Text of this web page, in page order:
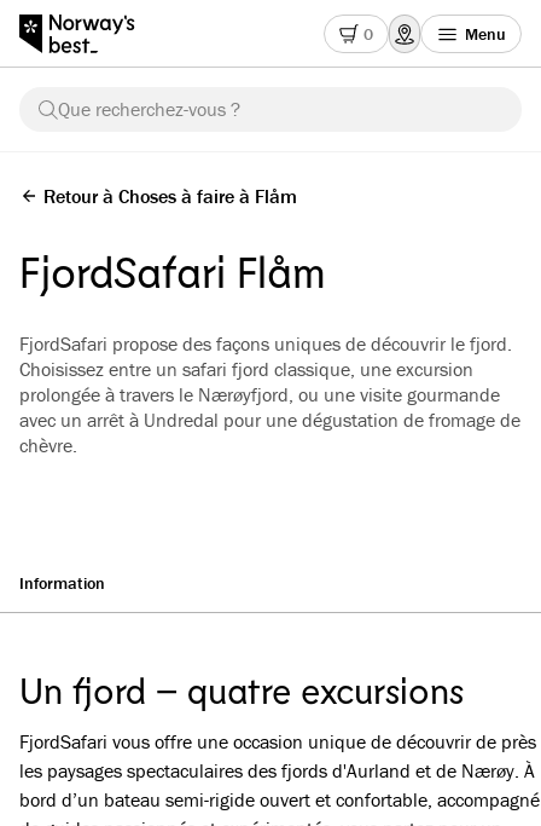
0 Menu
Que recherchez-vous ?
Retour à Choses à faire à Flåm
FjordSafari Flåm
FjordSafari propose des façons uniques de découvrir le fjord.
Choisissez entre un safari fjord classique, une excursion
prolongée à travers le Nærøyfjord, ou une visite gourmande
avec un arrêt à Undredal pour une dégustation de fromage de
chèvre.
Information
Un fjord – quatre excursions
FjordSafari vous offre une occasion unique de découvrir de près
les paysages spectaculaires des fjords d'Aurland et de Nærøy. À
bord d’un bateau semi-rigide ouvert et confortable, accompagné